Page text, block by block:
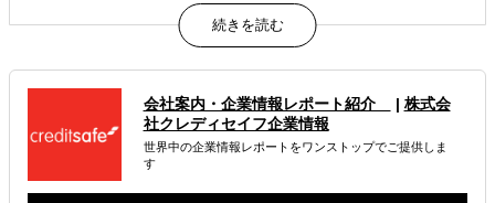
長年の中国現地での実務経験
中国語情報への対応力
中日間のコミュニケーション支援
属するジャンル
企業調査・与信調査
会社案内・企業情報レポート紹介 | 株式会
社クレディセイフ企業情報
世界中の企業情報レポートをワンストップでご提供しま
す